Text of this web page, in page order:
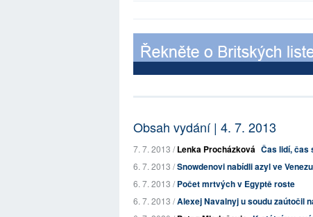
Obsah vydání | 4. 7. 2013
7. 7. 2013 /Lenka Procházková Čas lidí, čas
6. 7. 2013 /Snowdenovi nabídli azyl ve
6. 7. 2013 /Počet mrtvých v Egyptě roste
6. 7. 2013 /Alexej Navalnyj u soudu zaútočil